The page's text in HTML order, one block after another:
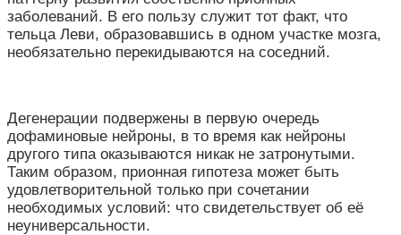
заболеваний. В его пользу служит тот факт, что
тельца Леви, образовавшись в одном участке мозга,
необязательно перекидываются на соседний.
Дегенерации подвержены в первую очередь
дофаминовые нейроны, в то время как нейроны
другого типа оказываются никак не затронутыми.
Таким образом, прионная гипотеза может быть
удовлетворительной только при сочетании
необходимых условий: что свидетельствует об её
неуниверсальности.